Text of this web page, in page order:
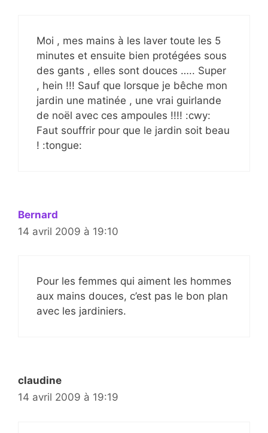
Moi , mes mains à les laver toute les 5
minutes et ensuite bien protégées sous
des gants , elles sont douces ….. Super
, hein !!! Sauf que lorsque je bêche mon
jardin une matinée , une vrai guirlande
de noël avec ces ampoules !!!! :cwy:
Faut souffrir pour que le jardin soit beau
! :tongue:
Bernard
14 avril 2009 à 19:10
Pour les femmes qui aiment les hommes
aux mains douces, c’est pas le bon plan
avec les jardiniers.
claudine
14 avril 2009 à 19:19